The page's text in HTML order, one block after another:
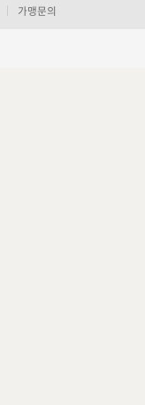
가맹문의